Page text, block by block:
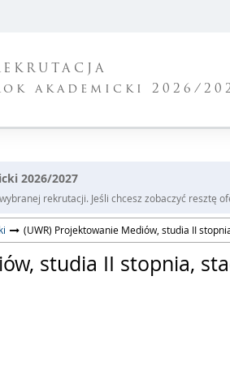
akademicki 2026/
2026/2027
rekrutacji. Jeśli chcesz zobaczyć resztę
(UWR) Projektowanie Mediów, studia II
studia II stopnia,